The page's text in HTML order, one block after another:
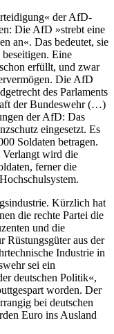
der AfD-
Die AfD »strebt eine
an«. Das bedeutet, sie
Eine
erfüllt, und zwar
Die AfD
des Parlaments
der Bundeswehr (…)
der AfD: Das
eingesetzt. Es
Soldaten betragen.
wird die
ferner die
Kürzlich hat
die rechte Partei die
und die
Rüstungsgüter aus der
Industrie in
sei ein
deutschen Politik«,
worden. Der
bei deutschen
Euro ins Ausland